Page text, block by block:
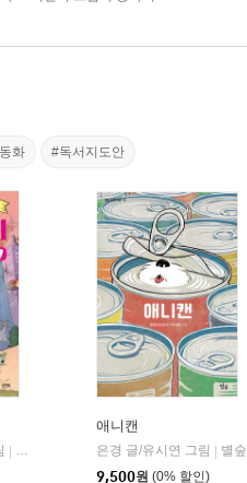
화 #독서지도안
이지북
애니캔
은경 글/유시연 그림
별숲
9,500원 (0% 할인)